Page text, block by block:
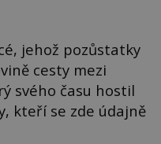
jehož pozůstatky
cesty mezi
svého času hostil
kteří se zde údajně